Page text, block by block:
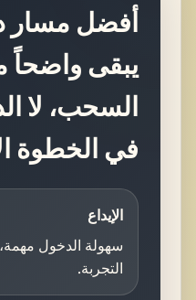
أفضل مسار
يبقى واضحاً
السحب، لا
في الخطوة
الإيداع
سهولة الدخول مهمة،
التجربة.